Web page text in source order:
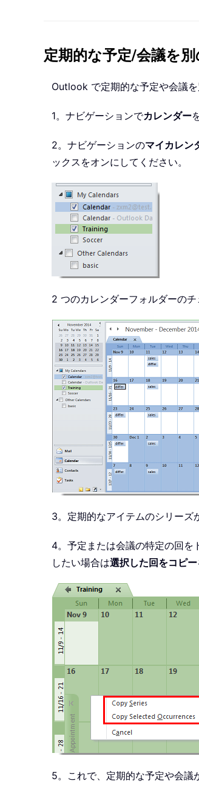
定期的な予定/会議を
Outlook で定期的な予定や会議
1。ナビゲーションでカレンダー
2。ナビゲーションのマイカレン
ックスをオンにしてください。
2 つのカレンダーフォルダーの
3。定期的なアイテムのシリーズ
4。予定または会議の特定の回を
したい場合は選択した回をコピー
5。これで、定期的な予定や会議